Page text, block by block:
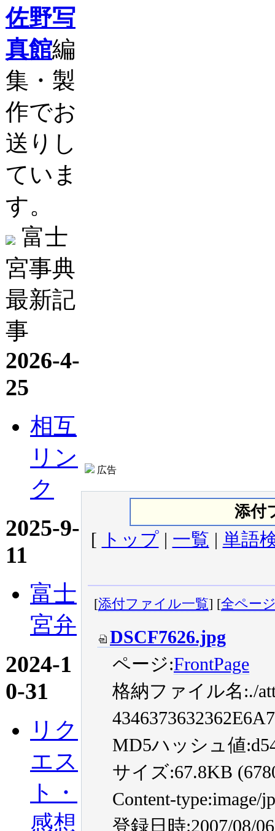
佐野写
真館編
集・製
作でお
送りし
ていま
す。
富士
宮事典
最新記
事
2026-4-
25
相互
リン
ク
2025-9-
11
富士
宮弁
2024-1
0-31
リク
エス
ト・
感想
広告
添付
[ トップ| 一覧 | 単語
[添付ファイル一覧] [全ペー
DSCF7626.jpg
ページ:FrontPage
格納ファイル名:./
MD5ハッシュ値
サイズ:67.8KB
Content-type:image/
登録日時:2007/08/